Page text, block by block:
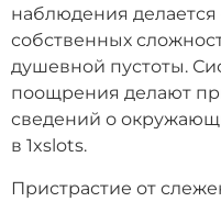
наблюдения
собственных
душевной пустоты.
поощрения делают
сведений о
в 1xslots.
Пристрастие от